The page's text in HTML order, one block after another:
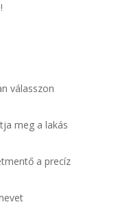
válasszon
meg a lakás
a precíz